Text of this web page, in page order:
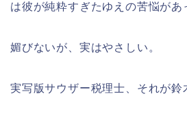
は彼が純粋すぎたゆえの苦悩があ
媚びないが、実はやさしい。
実写版サウザー税理士、それが鈴